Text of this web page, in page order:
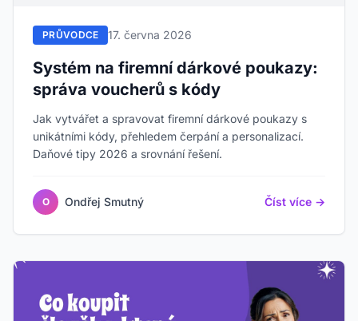
PRŮVODCE 17. června 2026
Systém na firemní dárkové poukazy:
správa voucherů s kódy
Jak vytvářet a spravovat firemní dárkové poukazy s
unikátními kódy, přehledem čerpání a personalizací.
Daňové tipy 2026 a srovnání řešení.
O Ondřej Smutný Číst více →